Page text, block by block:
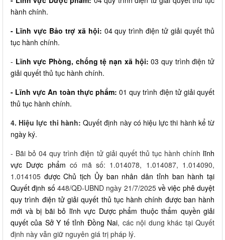
hành chính.
- Lĩnh vực Bảo trợ xã hội: 04 quy trình điện tử giải quyết thủ
tục hành chính.
- Lĩnh vực Phòng, chống tệ nạn xã hội: 03 quy trình điện tử
giải quyết thủ tục hành chính.
- Lĩnh vực An toàn thực phẩm: 01 quy trình điện tử giải quyết
thủ tục hành chính.
4. Hiệu lực thi hành:Quyết định này có hiệu lực thi hành kể từ
ngày ký.
- Bãi bỏ 04 quy trình điện tử giải quyết thủ tục hành chính lĩnh
vực Dược phẩm có mã số: 1.014078, 1.014087, 1.014090,
1.014105 được Chủ tịch Ủy ban nhân dân tỉnh ban hành tại
Quyết định số 448/QĐ-UBND ngày 21/7/2025về việc phê duyệt
quy trình điện tử giải quyết thủ tục hành chính được ban hành
mới và bị bãi bỏ lĩnh vực Dược phẩm thuộc thẩm quyền giải
quyết của Sở Y tế tỉnh Đồng Nai, các nội dung khác tại Quyết
định này vẫn giữ nguyên giá trị pháp lý.